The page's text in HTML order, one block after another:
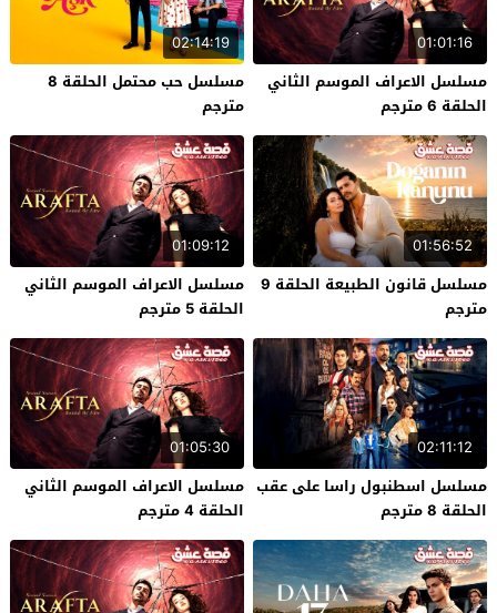
01:01:16
مسلسل الاعراف الموسم الثاني
الحلقة 6 مترجم
02:14:19
مسلسل حب محتمل الحلقة 8
مترجم
01:56:52
مسلسل قانون الطبيعة الحلقة 9
مترجم
01:09:12
مسلسل الاعراف الموسم الثاني
الحلقة 5 مترجم
02:11:12
مسلسل اسطنبول راسا على عقب
الحلقة 8 مترجم
01:05:30
مسلسل الاعراف الموسم الثاني
الحلقة 4 مترجم